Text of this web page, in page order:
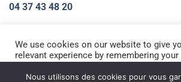
04 37 43 48 20
Visa PayPal Stripe
We use cookies on our website to give
relevant experience by remembering
use of ALL the cookies. However, you
Nous utilisons des cookies pour vous